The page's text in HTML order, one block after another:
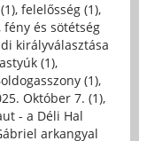
, felelősség (1),
fény és sötétség
királyválasztása
(1),
(1),
Október 7. (1),
- a Déli Hal
arkangyal